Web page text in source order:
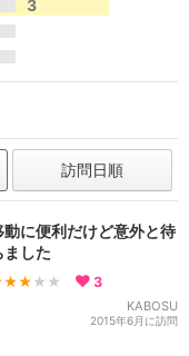
3
訪問日順
動に便利だけど意外と待
ました
★★ 3
KABOSU
2015年6月に訪問